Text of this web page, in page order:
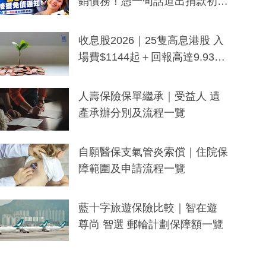
一度被誤當詐騙手段
收息股2026｜25隻高息港股 入
場費$1144起＋回報高達9.93
人壽保險保單繼承｜受益人 遺
產承辦分別及流程一覽
自願醫保支氣管炎索償｜住院保
障範圍及申請流程一覽
藍十字旅遊保險比較｜智在遊
尊尚 智選 郵輪計劃保障額一覽